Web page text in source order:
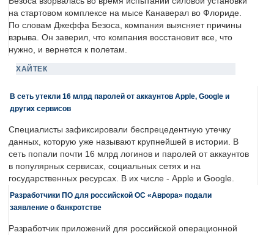
на стартовом комплексе на мысе Канаверал во Флориде.
По словам Джеффа Безоса, компания выясняет причины
взрыва. Он заверил, что компания восстановит все, что
нужно, и вернется к полетам.
ХАЙТЕК
В сеть утекли 16 млрд паролей от аккаунтов Apple, Google и
других сервисов
Специалисты зафиксировали беспрецедентную утечку
данных, которую уже называют крупнейшей в истории. В
сеть попали почти 16 млрд логинов и паролей от аккаунтов
в популярных сервисах, социальных сетях и на
государственных ресурсах. В их числе - Apple и Google.
Разработчики ПО для российской ОС «Аврора» подали
заявление о банкротстве
Разработчик приложений для российской операционной